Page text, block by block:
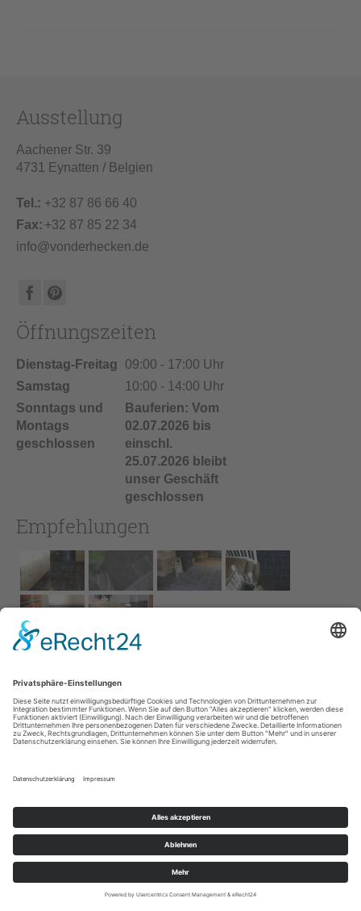
Ausstellung
Aachener Str. 39
4731 Eynatten / Belgien
Tel.: +32 87 86 66 40
Fax: +32 87 85 22 34
info@vonderhecken.de
Öffnungszeiten
Dienstag-Freitag
09:00 - 17:00 Uhr
Samstag
10:00 - 14:00 Uhr
Sonntags und
Montags
geschlossen
Bauferien: Vom
02.07.2026 bis
einschl.
25.07.2026 bleibt
unser Geschäft
geschlossen
Empfehlungen
Impressum
AGB
Service
Cookie-Einstellungen Home Kontakt
© 2026 Naturstein Vonderhecken